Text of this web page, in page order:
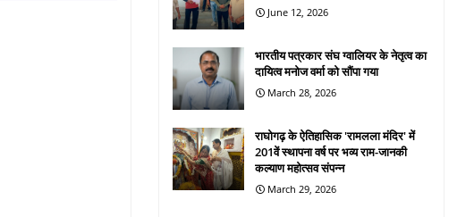
June 12, 2026
भारतीय पत्रकार संघ ग्वालियर के नेतृत्व का
दायित्व मनोज वर्मा को सौंपा गया
March 28, 2026
राघोगढ़ के ऐतिहासिक 'रामलला मंदिर' में
201वें स्थापना वर्ष पर भव्य राम-जानकी
कल्याण महोत्सव संपन्न
March 29, 2026